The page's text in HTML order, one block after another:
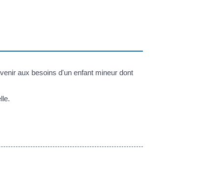
aux besoins d'un enfant mineur dont